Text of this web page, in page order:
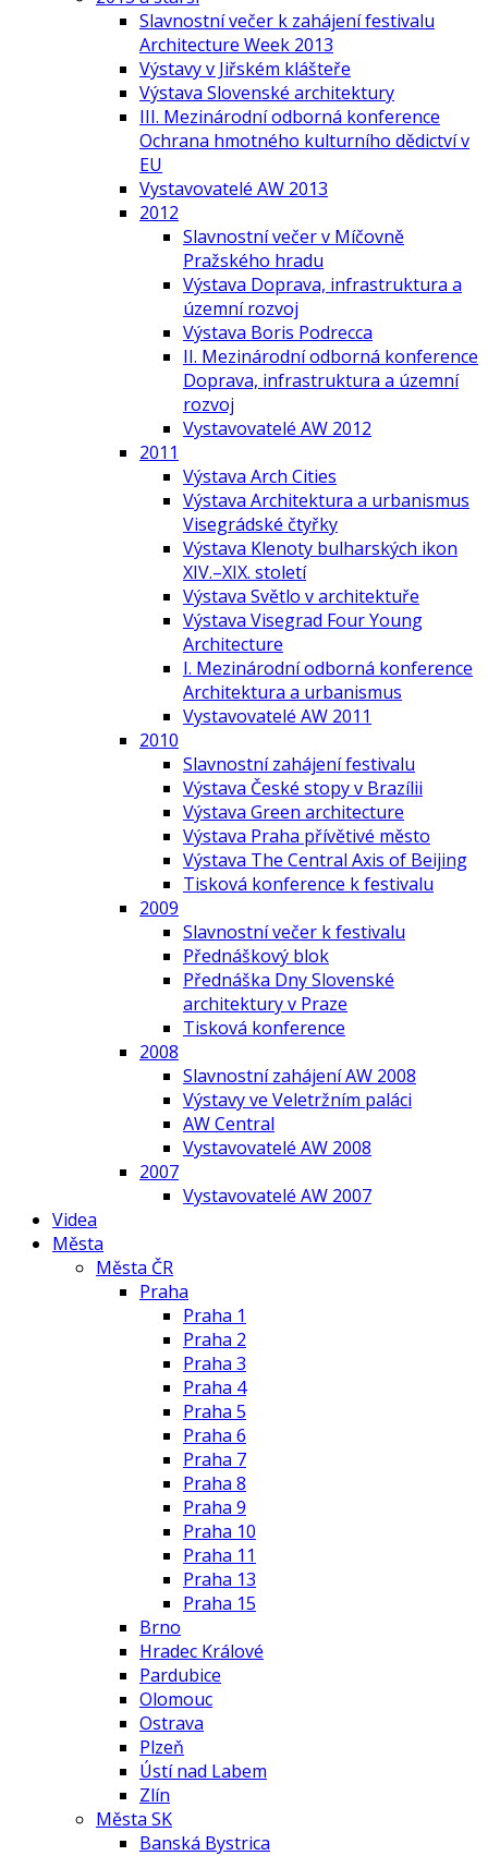
Slavnostní večer k zahájení festivalu
Architecture Week 2013
Výstavy v Jiřském klášteře
Výstava Slovenské architektury
III. Mezinárodní odborná konference
Ochrana hmotného kulturního dědictví v
EU
Vystavovatelé AW 2013
2012
Slavnostní večer v Míčovně
Pražského hradu
Výstava Doprava, infrastruktura a
územní rozvoj
Výstava Boris Podrecca
II. Mezinárodní odborná konference
Doprava, infrastruktura a územní
rozvoj
Vystavovatelé AW 2012
2011
Výstava Arch Cities
Výstava Architektura a urbanismus
Visegrádské čtyřky
Výstava Klenoty bulharských ikon
XIV.–XIX. století
Výstava Světlo v architektuře
Výstava Visegrad Four Young
Architecture
I. Mezinárodní odborná konference
Architektura a urbanismus
Vystavovatelé AW 2011
2010
Slavnostní zahájení festivalu
Výstava České stopy v Brazílii
Výstava Green architecture
Výstava Praha přívětivé město
Výstava The Central Axis of Beijing
Tisková konference k festivalu
2009
Slavnostní večer k festivalu
Přednáškový blok
Přednáška Dny Slovenské
architektury v Praze
Tisková konference
2008
Slavnostní zahájení AW 2008
Výstavy ve Veletržním paláci
AW Central
Vystavovatelé AW 2008
2007
Vystavovatelé AW 2007
Videa
Města
Města ČR
Praha
Praha 1
Praha 2
Praha 3
Praha 4
Praha 5
Praha 6
Praha 7
Praha 8
Praha 9
Praha 10
Praha 11
Praha 13
Praha 15
Brno
Hradec Králové
Pardubice
Olomouc
Ostrava
Plzeň
Ústí nad Labem
Zlín
Města SK
Banská Bystrica